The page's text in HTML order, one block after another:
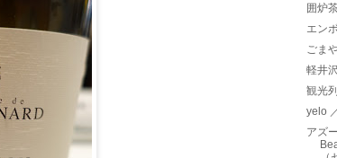
囲炉
エン
ごま
軽井
観光
yelo
アズ